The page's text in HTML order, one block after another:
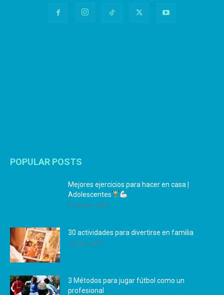
POPULAR POSTS
Mejores ejercicios para hacer en casa |
Adolescentes
12 agosto, 2024
30 actividades para divertirse en familia
25 julio, 2019
3 Métodos para jugar fútbol como un
profesional